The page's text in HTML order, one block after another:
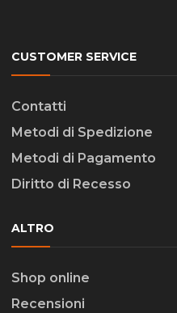
CUSTOMER SERVICE
Contatti
Metodi di Spedizione
Metodi di Pagamento
Diritto di Recesso
ALTRO
Shop online
Recensioni